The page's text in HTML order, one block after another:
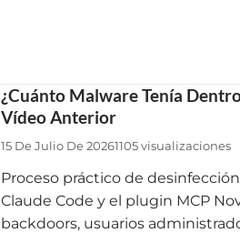
¿Cuánto Malware Tenía
Vídeo Anterior
15 De Julio De 20261105 visualizaciones
Proceso práctico de
Claude Code y el plugin MCP
backdoors, usuarios